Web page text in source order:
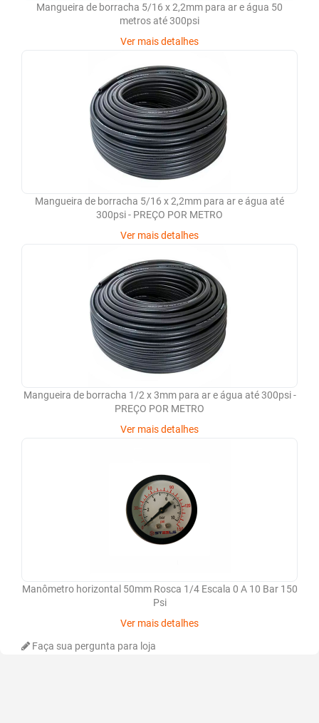
Mangueira de borracha 5/16 x 2,2mm para ar e água 50
metros até 300psi
Ver mais detalhes
Mangueira de borracha 5/16 x 2,2mm para ar e água até
300psi - PREÇO POR METRO
Ver mais detalhes
Mangueira de borracha 1/2 x 3mm para ar e água até 300psi -
PREÇO POR METRO
Ver mais detalhes
Manômetro horizontal 50mm Rosca 1/4 Escala 0 A 10 Bar 150
Psi
Ver mais detalhes
Faça sua pergunta para loja